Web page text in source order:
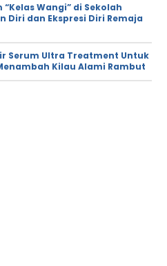
Wangi” di Sekolah
Diri dan Ekspresi Diri Remaja
Serum Ultra Treatment Untuk
Kilau Alami Rambut